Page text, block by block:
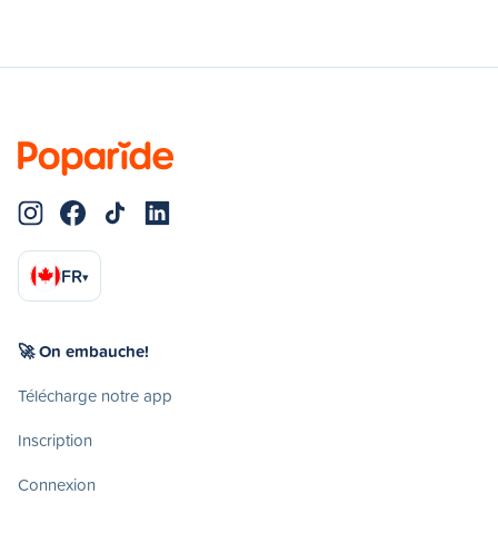
FR▾
🚀 On embauche!
Télécharge notre app
Inscription
Connexion